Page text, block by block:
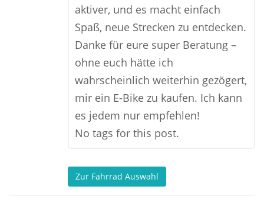
aktiver, und es macht einfach
Spaß, neue Strecken zu entdecken.
Danke für eure super Beratung –
ohne euch hätte ich
wahrscheinlich weiterhin gezögert,
mir ein E-Bike zu kaufen. Ich kann
es jedem nur empfehlen!
No tags for this post.
Zur Fahrrad Auswahl